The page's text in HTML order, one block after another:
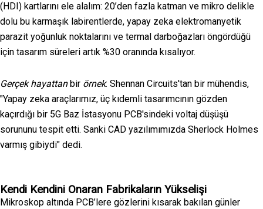
(HDI) kartlarını ele alalım: 20’den fazla katman ve mikro delikle
dolu bu karmaşık labirentlerde, yapay zeka elektromanyetik
parazit yoğunluk noktalarını ve termal darboğazları öngördüğü
için tasarım süreleri artık %30 oranında kısalıyor.
Gerçek hayattanbir örnek: Shennan Circuits'tan bir mühendis,
"Yapay zeka araçlarımız, üç kıdemli tasarımcının gözden
kaçırdığı bir 5G Baz İstasyonu PCB'sindeki voltaj düşüşü
sorununu tespit etti. Sanki CAD yazılımımızda Sherlock Holmes
varmış gibiydi" dedi.
Kendi Kendini Onaran Fabrikaların Yükselişi
Mikroskop altında PCB’lere gözlerini kısarak bakılan günler